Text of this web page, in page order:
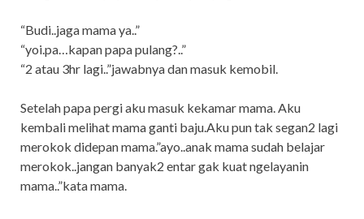
“Budi..jaga mama ya..”
“yoi.pa…kapan papa pulang?..”
“2 atau 3hr lagi..”jawabnya dan masuk kemobil.
Setelah papa pergi aku masuk kekamar mama. Aku
kembali melihat mama ganti baju.Aku pun tak segan2 lagi
merokok didepan mama.”ayo..anak mama sudah belajar
merokok..jangan banyak2 entar gak kuat ngelayanin
mama..”kata mama.